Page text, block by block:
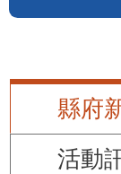
縣府
活動